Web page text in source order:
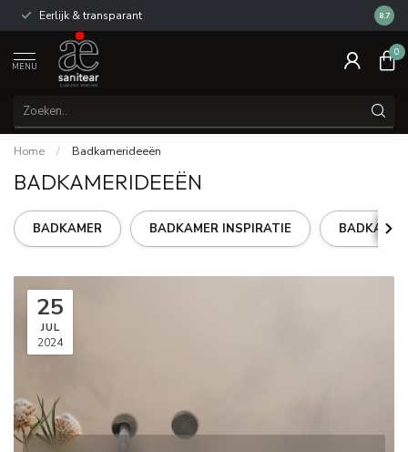
Eerlijk & transparant 8.7
MENU
0
Home / Badkamerideeën
BADKAMERIDEEËN
BADKAMER BADKAMER INSPIRATIE
25
JUL
2024